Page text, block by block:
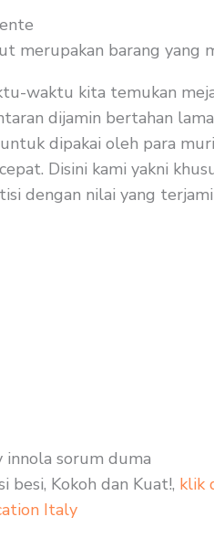
merupakan barang
waktu kita temukan
dijamin bertahan
dipakai oleh para
Disini kami yakni
dengan nilai yang
sorum duma
besi, Kokoh dan Kuat!, klik
Italy